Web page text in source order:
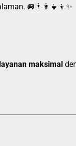
🚐👨‍👩‍👧‍👦✨
maksimal